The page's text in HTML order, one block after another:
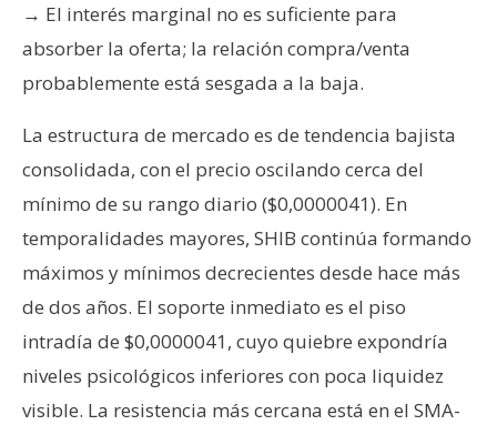
→ El interés marginal no es suficiente para
absorber la oferta; la relación compra/venta
probablemente está sesgada a la baja.
La estructura de mercado es de tendencia bajista
consolidada, con el precio oscilando cerca del
mínimo de su rango diario ($0,0000041). En
temporalidades mayores, SHIB continúa formando
máximos y mínimos decrecientes desde hace más
de dos años. El soporte inmediato es el piso
intradía de $0,0000041, cuyo quiebre expondría
niveles psicológicos inferiores con poca liquidez
visible. La resistencia más cercana está en el SMA-